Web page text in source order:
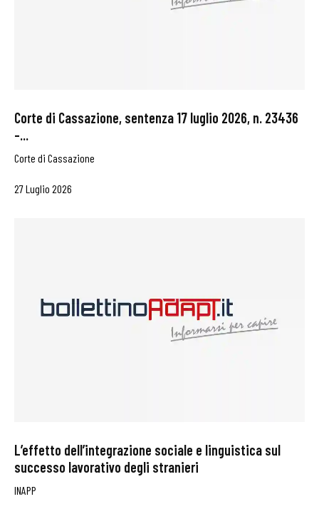
Corte di Cassazione, sentenza 17 luglio 2026, n. 23436
–...
Corte di Cassazione
27 Luglio 2026
L’effetto dell’integrazione sociale e linguistica sul
successo lavorativo degli stranieri
INAPP